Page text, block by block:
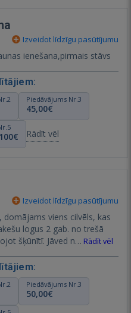
Izveidot līdzīgu pasūtījumu
ienešana,pirmais stāvs
Piedāvājums Nr.3
45,00€
Rādīt vēl
Izveidot līdzīgu pasūtījumu
domājams viens cilvēls, kas
logus 2 gab. no trešā
šķūnītī. Jāved n… Rādīt vēl
Piedāvājums Nr.3
50,00€